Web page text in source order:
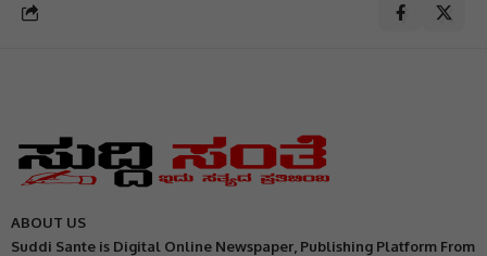
ABOUT US
Suddi Sante is Digital Online Newspaper, Publishing Platform From